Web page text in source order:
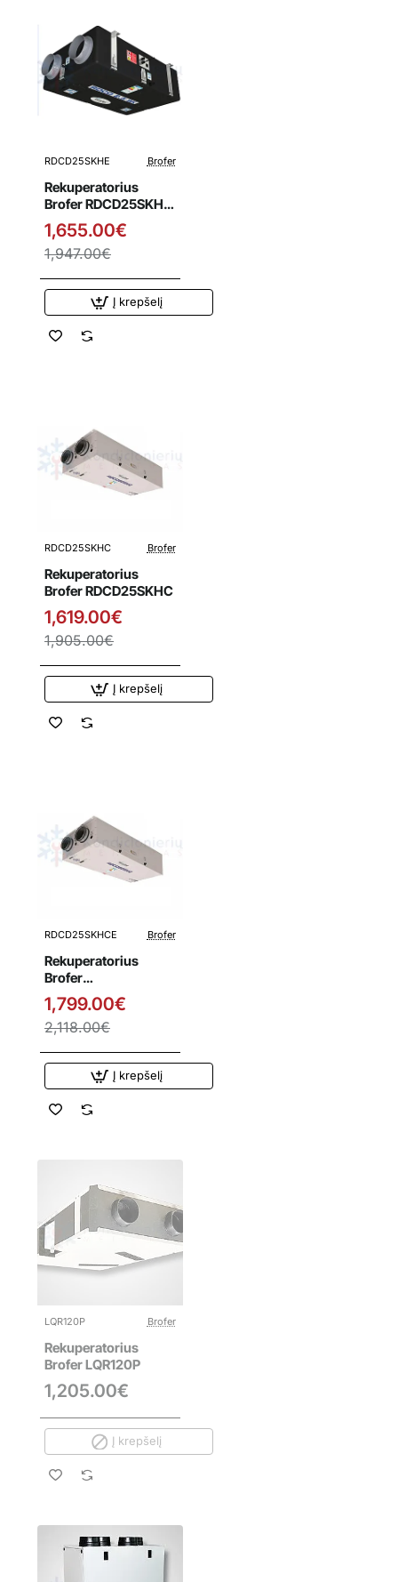
Išpardavimas
RDCD25SKHE Brofer
Rekuperatorius
Brofer RDCD25SKHE
su entalpiniu
šilumokaičiu
1,655.00€
1,947.00€
Į krepšelį
Išpardavimas
RDCD25SKHC Brofer
Rekuperatorius
Brofer RDCD25SKHC
1,619.00€
1,905.00€
Į krepšelį
Išpardavimas
RDCD25SKHCE Brofer
Rekuperatorius
Brofer
RDCD25SKHCE su
entalpiniu
šilumokaičiu
1,799.00€
2,118.00€
Į krepšelį
IŠPARDUOTA
LQR120P Brofer
Rekuperatorius
Brofer LQR120P
1,205.00€
Į krepšelį